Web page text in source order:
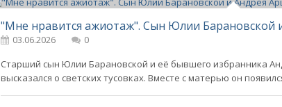
03.06.2026
0
Старший сын Юлии Барановской и её бывшего избранника
высказался о светских тусовках. Вместе с матерью он